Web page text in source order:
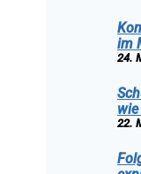
im
24.
22.